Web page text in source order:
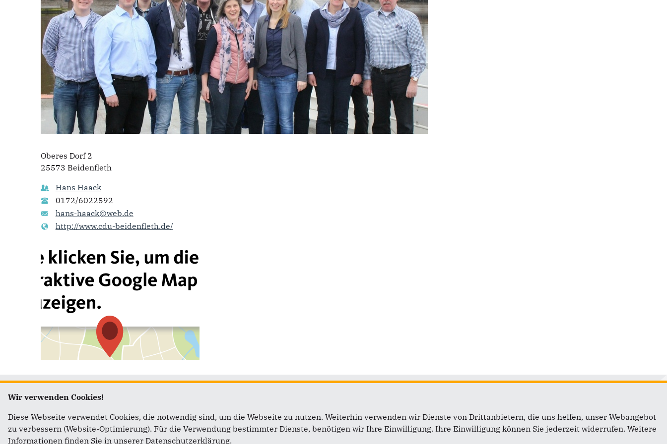
Oberes Dorf 2
25573 Beidenfleth
Hans Haack
0172/6022592
hans-haack@web.de
http://www.cdu-beidenfleth.de/
Fußbereich Anschrift
CDU Kreisverband Steinburg
Im Web
Daniel Günther, MdL
Links
Impressum
Wir verwenden Cookies!
Diese Webseite verwendet Cookies, die notwendig sind, um die Webseite zu nutzen. Weiterhin verwenden wir Dienste von Drittanbietern, die uns helfen, unser Webangebot
zu verbessern (Website-Optimierung). Für die Verwendung bestimmter Dienste, benötigen wir Ihre Einwilligung. Ihre Einwilligung können Sie jederzeit widerrufen. Weitere
Informationen finden Sie in unserer Datenschutzerklärung.